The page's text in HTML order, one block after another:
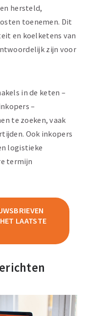
hersteld,
toenemen. Dit
en koelketens van
zijn voor
in de keten –
–
te zoeken, vaak
Ook inkopers
logistieke
termijn
LAATSTE